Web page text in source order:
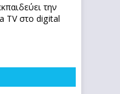
την
TV στο digital